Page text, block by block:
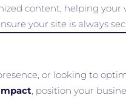
content, helping
your site is always
or looking to
, position your